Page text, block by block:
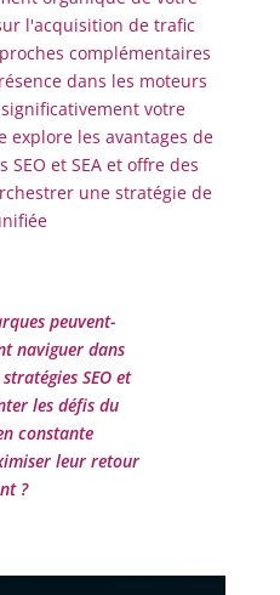
l'acquisition de trafic
complémentaires
dans les moteurs
votre
explore les avantages de
et SEA et offre des
une stratégie de
peuvent-
naviguer dans
SEO et
les défis du
constante
leur retour
?